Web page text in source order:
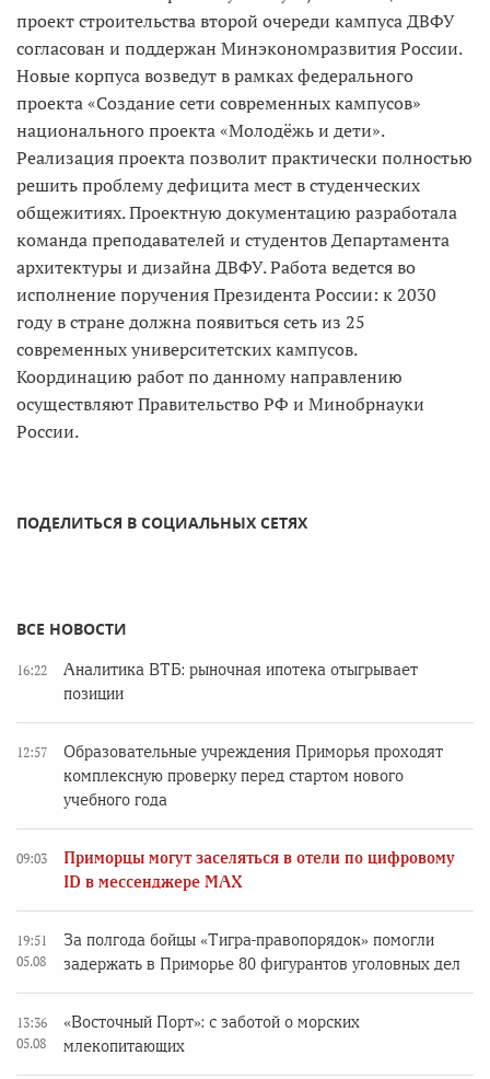
проект строительства второй очереди кампуса ДВФУ
согласован и поддержан Минэкономразвития России.
Новые корпуса возведут в рамках федерального
проекта «Создание сети современных кампусов»
национального проекта «Молодёжь и дети».
Реализация проекта позволит практически полностью
решить проблему дефицита мест в студенческих
общежитиях. Проектную документацию разработала
команда преподавателей и студентов Департамента
архитектуры и дизайна ДВФУ. Работа ведется во
исполнение поручения Президента России: к 2030
году в стране должна появиться сеть из 25
современных университетских кампусов.
Координацию работ по данному направлению
осуществляют Правительство РФ и Минобрнауки
России.
ПОДЕЛИТЬСЯ В СОЦИАЛЬНЫХ СЕТЯХ
ВСЕ НОВОСТИ
16:22
Аналитика ВТБ: рыночная ипотека отыгрывает
позиции
12:57
Образовательные учреждения Приморья проходят
комплексную проверку перед стартом нового
учебного года
09:03
Приморцы могут заселяться в отели по цифровому
ID в мессенджере MAX
19:51
05.08
За полгода бойцы «Тигра-правопорядок» помогли
задержать в Приморье 80 фигурантов уголовных дел
13:36
05.08
«Восточный Порт»: с заботой о морских
млекопитающих